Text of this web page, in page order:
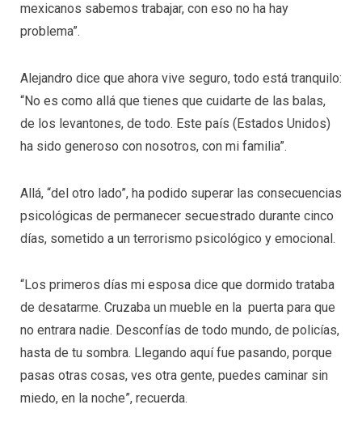
mexicanos sabemos trabajar, con eso no ha hay
problema”.
Alejandro dice que ahora vive seguro, todo está tranquilo:
“No es como allá que tienes que cuidarte de las balas,
de los levantones, de todo. Este país (Estados Unidos)
ha sido generoso con nosotros, con mi familia”.
Allá, “del otro lado”, ha podido superar las consecuencias
psicológicas de permanecer secuestrado durante cinco
días, sometido a un terrorismo psicológico y emocional.
“Los primeros días mi esposa dice que dormido trataba
de desatarme. Cruzaba un mueble en la puerta para que
no entrara nadie. Desconfías de todo mundo, de policías,
hasta de tu sombra. Llegando aquí fue pasando, porque
pasas otras cosas, ves otra gente, puedes caminar sin
miedo, en la noche”, recuerda.